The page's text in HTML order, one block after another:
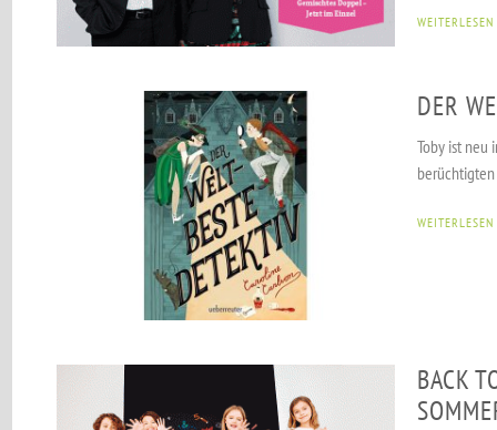
WEITERLESEN
DER
Toby ist neu
WEITERLESEN
BACK